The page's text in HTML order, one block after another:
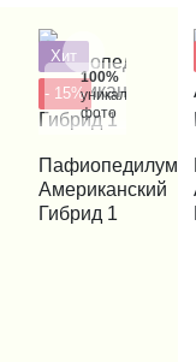
Хит
- 15%
100%
уникальные
фото
КУПИТЬ В 1 КЛИК
Пафиопедилум
Американский
Гибрид 1